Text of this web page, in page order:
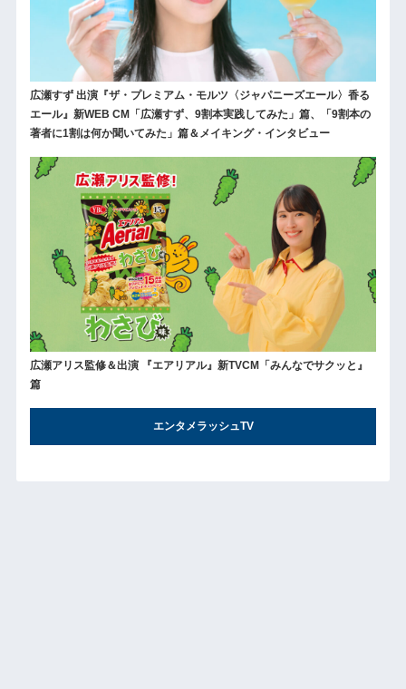
広瀬すず 出演『ザ・プレミアム・モルツ〈ジャパニーズエール〉香る
エール』新WEB CM「広瀬すず、9割本実践してみた」篇、「9割本の
著者に1割は何か聞いてみた」篇＆メイキング・インタビュー
広瀬アリス監修＆出演 『エアリアル』新TVCM「みんなでサクッと』
篇
エンタメラッシュTV